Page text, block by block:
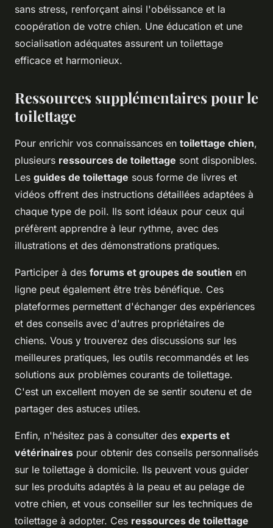
sans stress, renforçant ainsi l'obéissance et la
coopération de votre chien. Une éducation et une
socialisation adéquates assurent un toilettage
efficace et harmonieux.
Ressources supplémentaires pour le
toilettage
Pour enrichir vos connaissances en toilettage chien,
plusieurs ressources de toilettage sont disponibles.
Les guides de toilettage sous forme de livres et
vidéos offrent des instructions détaillées adaptées à
chaque type de poil. Ils sont idéaux pour ceux qui
préfèrent apprendre à leur rythme, avec des
illustrations et des démonstrations pratiques.
Participer à des forums et groupes de soutien en
ligne peut également être très bénéfique. Ces
plateformes permettent d'échanger des expériences
et des conseils avec d'autres propriétaires de
chiens. Vous y trouverez des discussions sur les
meilleures pratiques, les outils recommandés et les
solutions aux problèmes courants de toilettage.
C'est un excellent moyen de se sentir soutenu et de
partager des astuces utiles.
Enfin, n'hésitez pas à consulter des experts et
vétérinaires pour obtenir des conseils personnalisés
sur le toilettage à domicile. Ils peuvent vous guider
sur les produits adaptés à la peau et au pelage de
votre chien, et vous conseiller sur les techniques de
toilettage à adopter. Ces ressources de toilettage